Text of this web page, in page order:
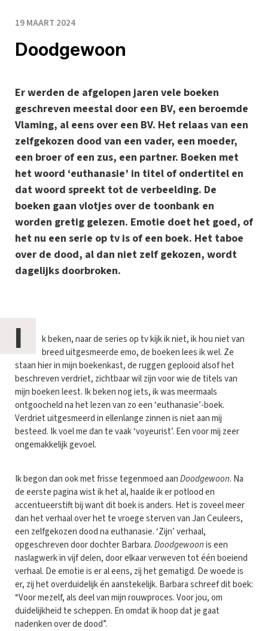
19 MAART 2024
Doodgewoon
Er werden de afgelopen jaren vele boeken
geschreven meestal door een BV, een beroemde
Vlaming, al eens over een BV. Het relaas van een
zelfgekozen dood van een vader, een moeder,
een broer of een zus, een partner. Boeken met
het woord ‘euthanasie’ in titel of ondertitel en
dat woord spreekt tot de verbeelding. De
boeken gaan vlotjes over de toonbank en
worden gretig gelezen. Emotie doet het goed, of
het nu een serie op tv is of een boek. Het taboe
over de dood, al dan niet zelf gekozen, wordt
dagelijks doorbroken.
I
k beken, naar de series op tv kijk ik niet, ik hou niet van
breed uitgesmeerde emo, de boeken lees ik wel. Ze
staan hier in mijn boekenkast, de ruggen geplooid alsof het
beschreven verdriet, zichtbaar wil zijn voor wie de titels van
mijn boeken leest. Ik beken nog iets, ik was meermaals
ontgoocheld na het lezen van zo een ‘euthanasie’-boek.
Verdriet uitgesmeerd in ellenlange zinnen is niet aan mij
besteed. Ik voel me dan te vaak ‘voyeurist’. Een voor mij zeer
ongemakkelijk gevoel.
Ik begon dan ook met frisse tegenmoed aanDoodgewoon. Na
de eerste pagina wist ik het al, haalde ik er potlood en
accentueerstift bij want dit boek is anders. Het is zoveel meer
dan het verhaal over het te vroege sterven van Jan Ceuleers,
een zelfgekozen dood na euthanasie. ‘Zijn’ verhaal,
opgeschreven door dochter Barbara.Doodgewoonis een
naslagwerk in vijf delen, door elkaar verweven tot één boeiend
verhaal. De emotie is er al eens, zij het gematigd. De woede is
er, zij het overduidelijk én aanstekelijk. Barbara schreef dit boek:
“Voor mezelf, als deel van mijn rouwproces. Voor jou, om
duidelijkheid te scheppen. En omdat ik hoop dat je gaat
nadenken over de dood”.